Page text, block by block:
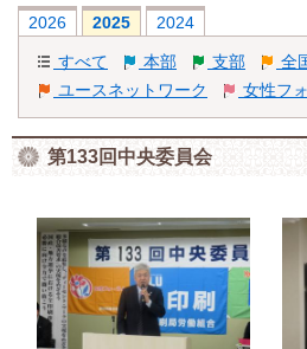
綱領・理念
役員紹介
運動方針
2026 2025 2024
すべて 本部 支部 全
ユースネットワーク
女性フ
第133回中央委員会